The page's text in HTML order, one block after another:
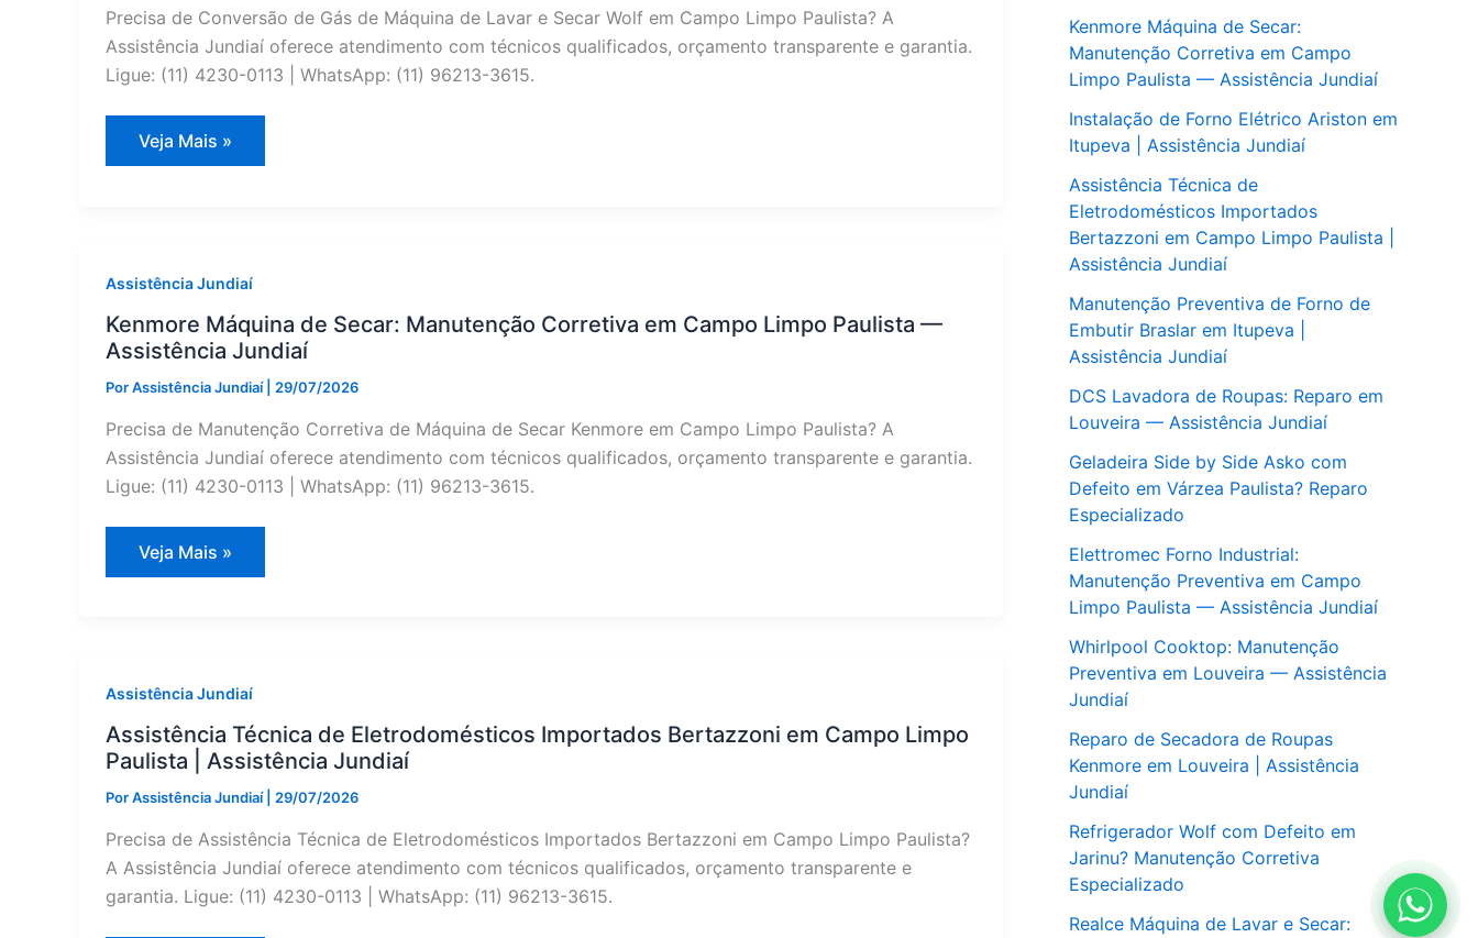
Precisa de Conversão de Gás de Máquina de Lavar e Secar Wolf em Campo Limpo Paulista? A
Assistência Jundiaí oferece atendimento com técnicos qualificados, orçamento transparente e garantia.
Ligue: (11) 4230-0113 | WhatsApp: (11) 96213-3615.
Máquina
em
Limpo
Paulista?
Conversão
Gás
Veja Mais »
Assistência Jundiaí
Kenmore Máquina de Secar: Manutenção Corretiva em Campo Limpo Paulista —
Assistência Jundiaí
PorAssistência Jundiaí 29/07/2026
Precisa de Manutenção Corretiva de Máquina de Secar Kenmore em Campo Limpo Paulista? A
Assistência Jundiaí oferece atendimento com técnicos qualificados, orçamento transparente e garantia.
Ligue: (11) 4230-0113 | WhatsApp: (11) 96213-3615.
Kenmore
Máquina
Limpo
—
Assistência
Jundiaí
Veja Mais »
Assistência Jundiaí
Assistência Técnica de Eletrodomésticos Importados Bertazzoni em Campo Limpo
Paulista | Assistência Jundiaí
PorAssistência Jundiaí 29/07/2026
Precisa de Assistência Técnica de Eletrodomésticos Importados Bertazzoni em Campo Limpo Paulista?
A Assistência Jundiaí oferece atendimento com técnicos qualificados, orçamento transparente e
garantia. Ligue: (11) 4230-0113 | WhatsApp: (11) 96213-3615.
Kenmore Máquina de Secar:
Manutenção Corretiva em Campo
Limpo Paulista — Assistência Jundiaí
Instalação de Forno Elétrico Ariston em
Itupeva | Assistência Jundiaí
Assistência Técnica de
Eletrodomésticos Importados
Bertazzoni em Campo Limpo Paulista |
Assistência Jundiaí
Manutenção Preventiva de Forno de
Embutir Braslar em Itupeva |
Assistência Jundiaí
DCS Lavadora de Roupas: Reparo em
Louveira — Assistência Jundiaí
Geladeira Side by Side Asko com
Defeito em Várzea Paulista? Reparo
Especializado
Elettromec Forno Industrial:
Manutenção Preventiva em Campo
Limpo Paulista — Assistência Jundiaí
Whirlpool Cooktop: Manutenção
Preventiva em Louveira — Assistência
Jundiaí
Reparo de Secadora de Roupas
Kenmore em Louveira | Assistência
Jundiaí
Refrigerador Wolf com Defeito em
Jarinu? Manutenção Corretiva
Especializado
Realce Máquina de Lavar e Secar: